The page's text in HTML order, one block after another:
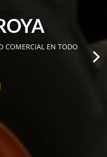
COMERCIAL EN TODO